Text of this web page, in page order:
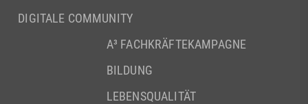
DIGITALE COMMUNITY
A³ FACHKRÄFTEKAMPAGNE
BILDUNG
LEBENSQUALITÄT